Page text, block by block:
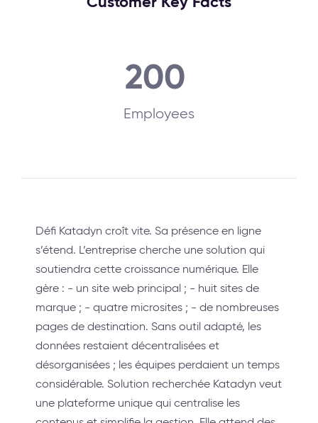
200
Employees
Défi Katadyn croît vite. Sa présence en ligne
s’étend. L’entreprise cherche une solution qui
soutiendra cette croissance numérique. Elle
gère : - un site web principal ; - huit sites de
marque ; - quatre microsites ; - de nombreuses
pages de destination. Sans outil adapté, les
données restaient décentralisées et
désorganisées ; les équipes perdaient un temps
considérable. Solution recherchée Katadyn veut
une plateforme unique qui centralise les